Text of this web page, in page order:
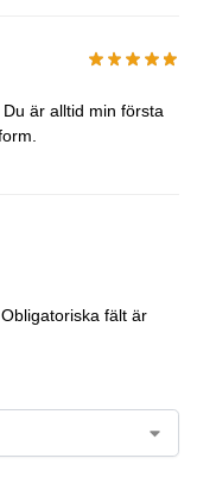
är alltid min första
Obligatoriska fält är